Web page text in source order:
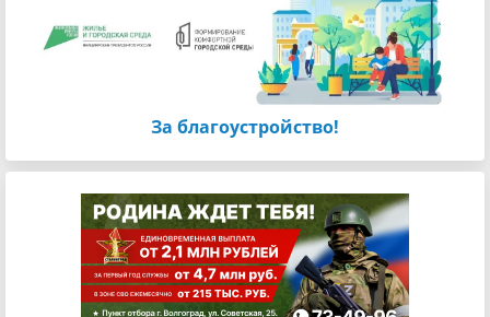
За благоустройство!